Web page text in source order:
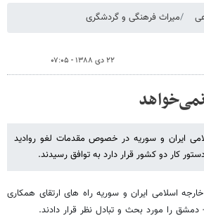
میراث فرهنگی و گردشگری
۲۲ دی ۱۳۸۸ - ۰۷:۰۵
ایران و سوریه در خصوص مقدمات لغو روادید
کار دو کشور قرار دارد به توافق رسیدند.
اسلامی ایران و سوریه راه های ارتقای همکاری
را مورد بحث و تبادل نظر قرار دادند.